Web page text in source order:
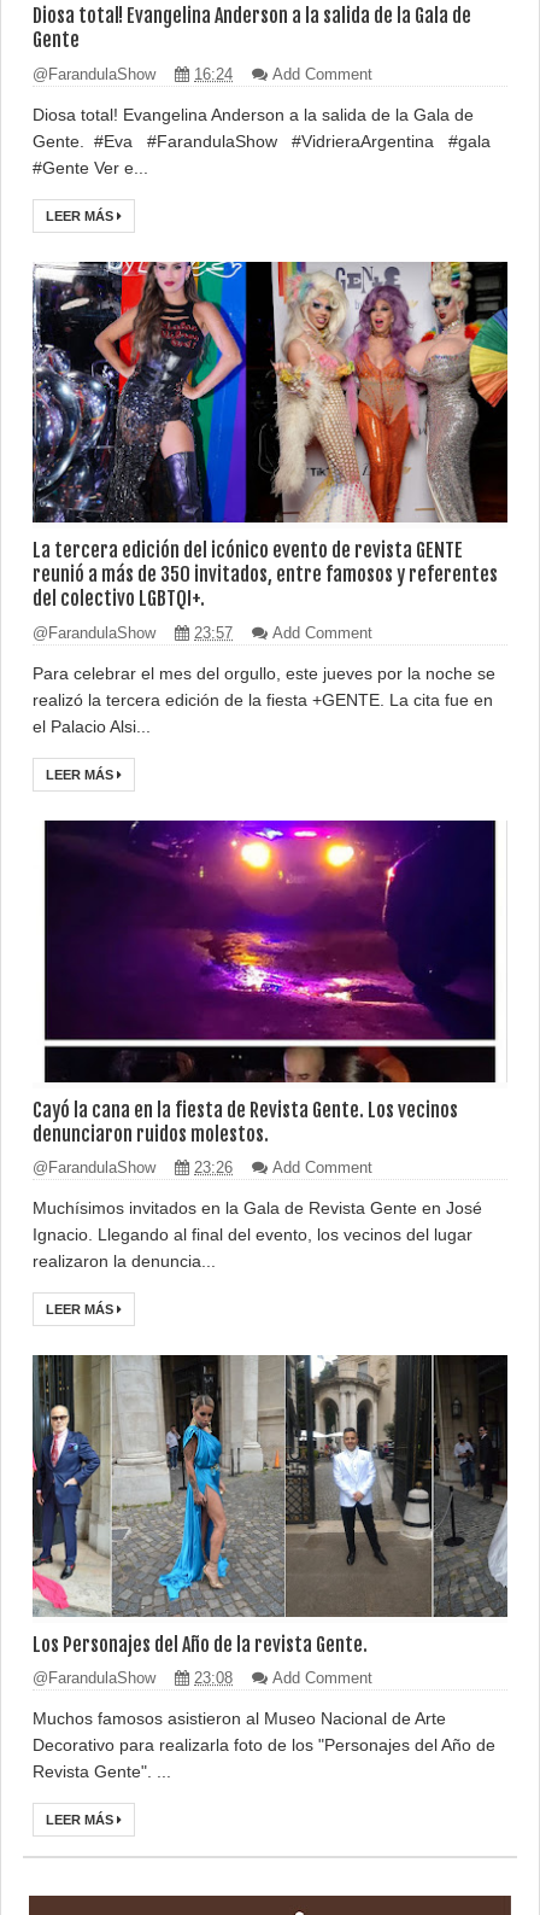
Diosa total! Evangelina Anderson a la salida de la Gala de
Gente
@FarandulaShow 16:24 Add Comment
Diosa total! Evangelina Anderson a la salida de la Gala de
Gente. #Eva #FarandulaShow #VidrieraArgentina #gala
#Gente Ver e...
LEER MÁS
La tercera edición del icónico evento de revista GENTE
reunió a más de 350 invitados, entre famosos y referentes
del colectivo LGBTQI+.
@FarandulaShow 23:57 Add Comment
Para celebrar el mes del orgullo, este jueves por la noche se
realizó la tercera edición de la fiesta +GENTE. La cita fue en
el Palacio Alsi...
LEER MÁS
Cayó la cana en la fiesta de Revista Gente. Los vecinos
denunciaron ruidos molestos.
@FarandulaShow 23:26 Add Comment
Muchísimos invitados en la Gala de Revista Gente en José
Ignacio. Llegando al final del evento, los vecinos del lugar
realizaron la denuncia...
LEER MÁS
Los Personajes del Año de la revista Gente.
@FarandulaShow 23:08 Add Comment
Muchos famosos asistieron al Museo Nacional de Arte
Decorativo para realizarla foto de los "Personajes del Año de
Revista Gente". ...
LEER MÁS